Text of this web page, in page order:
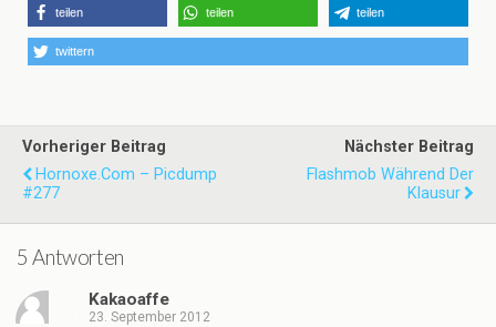
teilen teilen teilen
twittern
Vorheriger Beitrag
Hornoxe.com – Picdump
#277
Nächster Beitrag
Flashmob Während Der
Klausur
5 Antworten
Kakaoaffe
23. September 2012